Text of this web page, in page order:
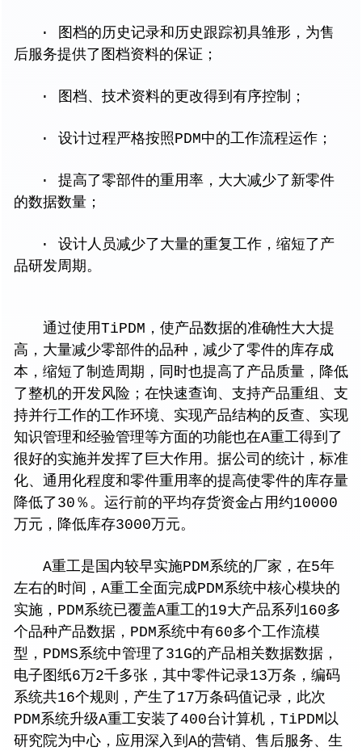
· 图档的历史记录和历史跟踪初具雏形，为售
后服务提供了图档资料的保证；
· 图档、技术资料的更改得到有序控制；
· 设计过程严格按照PDM中的工作流程运作；
· 提高了零部件的重用率，大大减少了新零件
的数据数量；
· 设计人员减少了大量的重复工作，缩短了产
品研发周期。
通过使用TiPDM，使产品数据的准确性大大提
高，大量减少零部件的品种，减少了零件的库存成
本，缩短了制造周期，同时也提高了产品质量，降低
了整机的开发风险；在快速查询、支持产品重组、支
持并行工作的工作环境、实现产品结构的反查、实现
知识管理和经验管理等方面的功能也在A重工得到了
很好的实施并发挥了巨大作用。据公司的统计，标准
化、通用化程度和零件重用率的提高使零件的库存量
降低了30％。运行前的平均存货资金占用约10000
万元，降低库存3000万元。
A重工是国内较早实施PDM系统的厂家，在5年
左右的时间，A重工全面完成PDM系统中核心模块的
实施，PDM系统已覆盖A重工的19大产品系列160多
个品种产品数据，PDM系统中有60多个工作流模
型，PDMS系统中管理了31G的产品相关数据数据，
电子图纸6万2千多张，其中零件记录13万条，编码
系统共16个规则，产生了17万条码值记录，此次
PDM系统升级A重工安装了400台计算机，TiPDM以
研究院为中心，应用深入到A的营销、售后服务、生